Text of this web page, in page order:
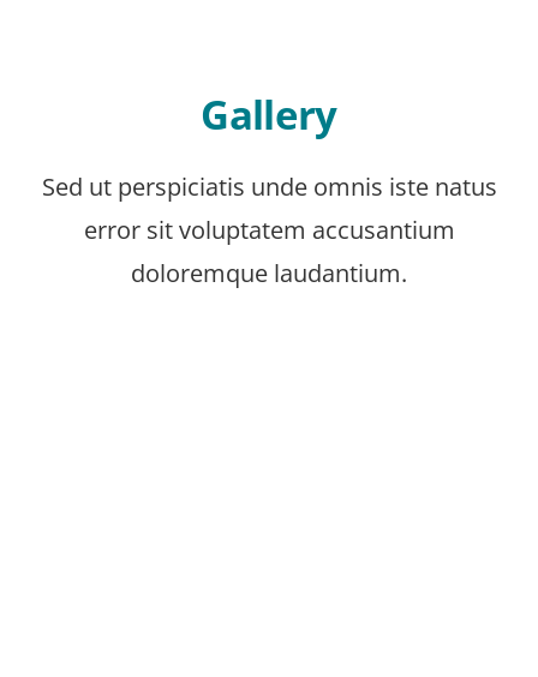
Gallery
Sed ut perspiciatis unde omnis iste natus
error sit voluptatem accusantium
doloremque laudantium.